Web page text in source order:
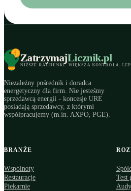
ZatrzymajLicznik.pl
NIŻSZE RACHUNKI. WIĘKSZA KONTROLA.
Niezależny pośrednik i doradca
energetyczny dla firm. Nie jesteśmy
sprzedawcą energii - koncesje URE
posiadają sprzedawcy, z którymi
współpracujemy (m.in. AXPO, PGE).
BRANŻE
Wspólnoty
Restauracje
Piekarnie
Test